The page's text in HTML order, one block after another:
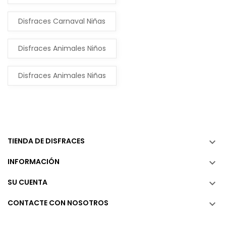
Disfraces Carnaval Niñas
Disfraces Animales Niños
Disfraces Animales Niñas
TIENDA DE DISFRACES 
INFORMACIÓN 
SU CUENTA 
CONTACTE CON NOSOTROS 